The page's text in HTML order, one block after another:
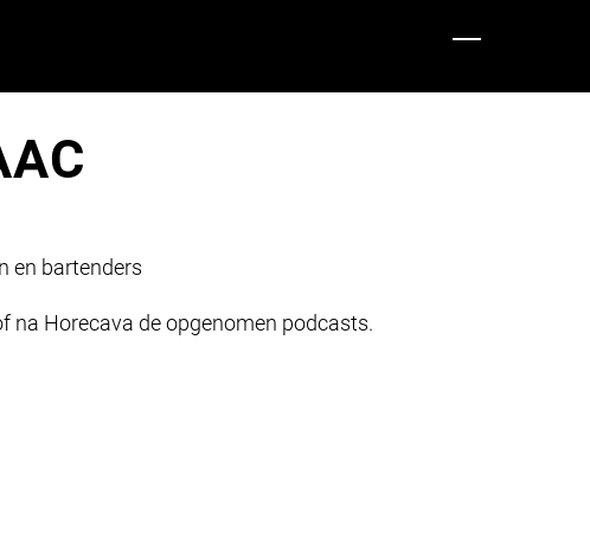
en bartenders
na Horecava de opgenomen podcasts.